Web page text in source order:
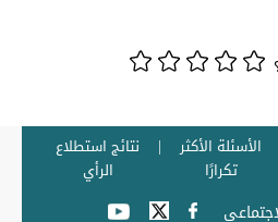
الأسئلة الأكثر
تكرارًا
نتائج استطلاع
الرأي